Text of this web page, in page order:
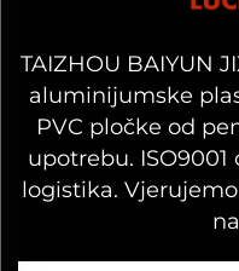
TAIZHOU BAIYUN
aluminijumske
PVC pločke od
upotrebu. ISO9001
logistika.